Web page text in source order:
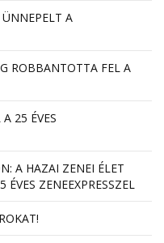
A
ROBBANTOTTA FEL A
25 ÉVES
A HAZAI ZENEI ÉLET
ZENEEXPRESSZEL